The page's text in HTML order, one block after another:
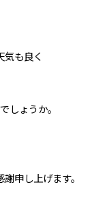
気も良く
しょうか。
申し上げます。